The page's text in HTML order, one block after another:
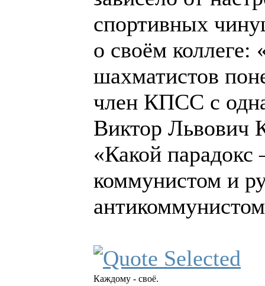
спортивных
о своём коллеге:
шахматистов
член КПСС с одна
Виктор Львович
«Какой
коммунистом и
Каждому - своё.